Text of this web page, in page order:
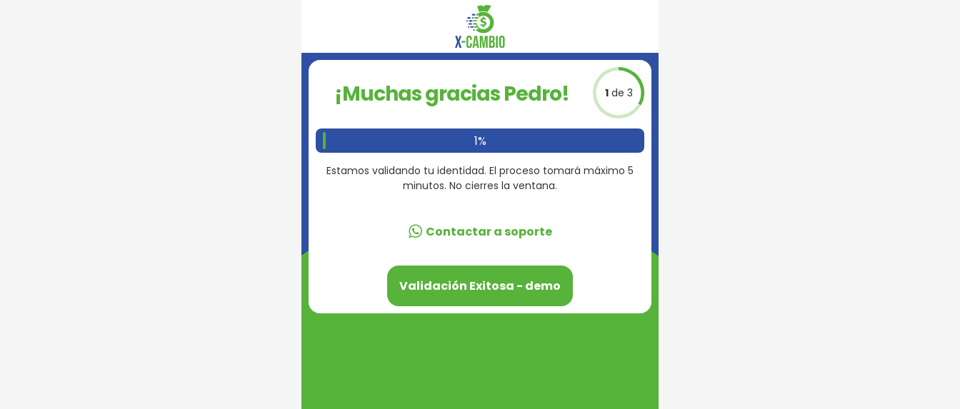
¡Muchas gracias Pedro! 1de 3
1%
Estamos validando tu identidad. El proceso tomará máximo 5
minutos. No cierres la ventana.
Contactar a soporte
Validación Exitosa - demo